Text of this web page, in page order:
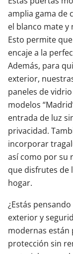
amplia gama de
el blanco mate
Esto permite
encaje a la
Además, para
exterior,
paneles de
modelos
entrada de luz
privacidad.
incorporar
así como por su
que disfrutes de
hogar.
¿Estás
exterior y
modernas están
protección sin